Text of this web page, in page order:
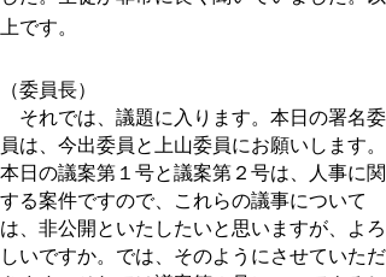
上です。
（委員長）
それでは、議題に入ります。本日の署名委
員は、今出委員と上山委員にお願いします。
本日の議案第１号と議案第２号は、人事に関
する案件ですので、これらの議事について
は、非公開といたしたいと思いますが、よろ
しいですか。では、そのようにさせていただ